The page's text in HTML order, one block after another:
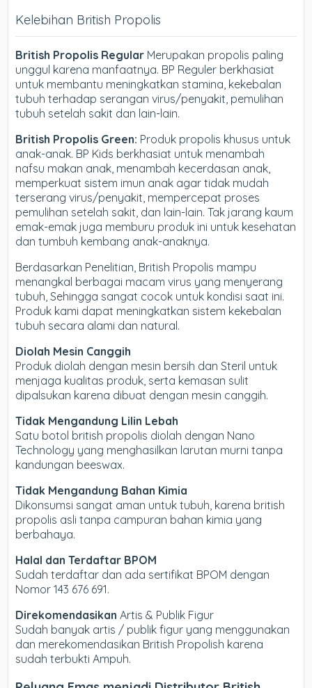
Kelebihan British Propolis
British Propolis Regular Merupakan propolis paling
unggul karena manfaatnya. BP Reguler berkhasiat
untuk membantu meningkatkan stamina, kekebalan
tubuh terhadap serangan virus/penyakit, pemulihan
tubuh setelah sakit dan lain-lain.
British Propolis Green: Produk propolis khusus untuk
anak-anak. BP Kids berkhasiat untuk menambah
nafsu makan anak, menambah kecerdasan anak,
memperkuat sistem imun anak agar tidak mudah
terserang virus/penyakit, mempercepat proses
pemulihan setelah sakit, dan lain-lain. Tak jarang kaum
emak-emak juga memburu produk ini untuk kesehatan
dan tumbuh kembang anak-anaknya.
Berdasarkan Penelitian, British Propolis mampu
menangkal berbagai macam virus yang menyerang
tubuh, Sehingga sangat cocok untuk kondisi saat ini.
Produk kami dapat meningkatkan sistem kekebalan
tubuh secara alami dan natural.
Diolah Mesin Canggih
Produk diolah dengan mesin bersih dan Steril untuk
menjaga kualitas produk, serta kemasan sulit
dipalsukan karena dibuat dengan mesin canggih.
Tidak Mengandung Lilin Lebah
Satu botol british propolis diolah dengan Nano
Technology yang menghasilkan larutan murni tanpa
kandungan beeswax.
Tidak Mengandung Bahan Kimia
Dikonsumsi sangat aman untuk tubuh, karena british
propolis asli tanpa campuran bahan kimia yang
berbahaya.
Halal dan Terdaftar BPOM
Sudah terdaftar dan ada sertifikat BPOM dengan
Nomor 143 676 691.
Direkomendasikan Artis & Publik Figur
Sudah banyak artis / publik figur yang menggunakan
dan merekomendasikan British Propolish karena
sudah terbukti Ampuh.